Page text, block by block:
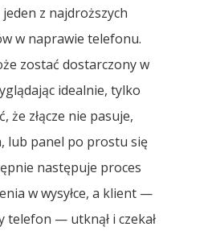
z najdroższych
w naprawie telefonu.
zostać dostarczony w
idealnie, tylko
że złącze nie pasuje,
lub panel po prostu się
następuje proces
w wysyłce, a klient —
telefon — utknął i czekał